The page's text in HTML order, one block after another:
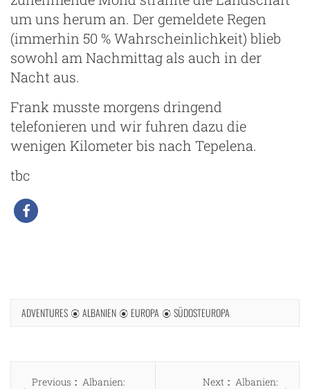
um uns herum an. Der gemeldete Regen
(immerhin 50 % Wahrscheinlichkeit) blieb
sowohl am Nachmittag als auch in der
Nacht aus.
Frank musste morgens dringend
telefonieren und wir fuhren dazu die
wenigen Kilometer bis nach Tepelena.
tbc
ADVENTURES ALBANIEN EUROPA SÜDOSTEUROPA
Beitragsnavigation
Previous
Previous
Albanien:
Next
Next
Albanien: